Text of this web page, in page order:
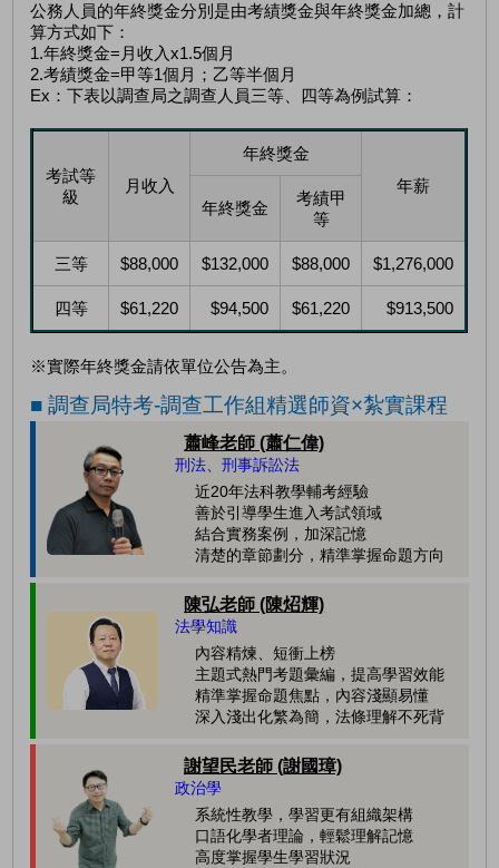
公務人員的年終獎金分別是由考績獎金與年終獎金加總，計
算方式如下：
1.年終獎金=月收入x1.5個月
2.考績獎金=甲等1個月；乙等半個月
Ex：下表以調查局之調查人員三等、四等為例試算：
考試等
級
月收入
年終獎金
年薪
年終獎金
考績甲
等
三等 $88,000 $132,000 $88,000 $1,276,000
四等 $61,220 $94,500 $61,220 $913,500
※實際年終獎金請依單位公告為主。
■ 調查局特考-調查工作組精選師資×紮實課程
蕭峰老師 (蕭仁偉)
刑法、刑事訴訟法
近20年法科教學輔考經驗
善於引導學生進入考試領域
結合實務案例，加深記憶
清楚的章節劃分，精準掌握命題方向
陳弘老師 (陳炤輝)
法學知識
內容精煉、短衝上榜
主題式熱門考題彙編，提高學習效能
精準掌握命題焦點，內容淺顯易懂
深入淺出化繁為簡，法條理解不死背
謝望民老師 (謝國璋)
政治學
系統性教學，學習更有組織架構
口語化學者理論，輕鬆理解記憶
高度掌握學生學習狀況